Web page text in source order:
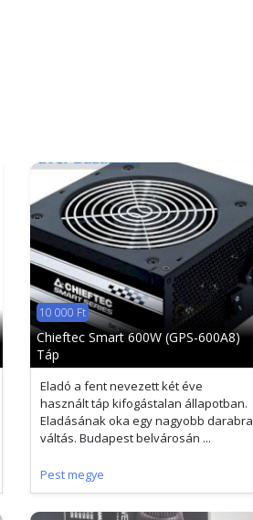
10 000 Ft
Chieftec Smart 600W (GPS-600A8)
Táp
Eladó a fent nevezett két éve
használt táp kifogástalan állapotban.
Eladásának oka egy nagyobb darabra
váltás. Budapest belvárosán ...
Pest megye